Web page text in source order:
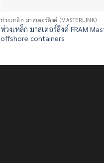
ห่วงเหล็ก มาสเตอร์ลิงค์ (MASTERLINK)
ห่วงเหล็ก มาสเตอร์ลิงค์ FRAM
offshore containers